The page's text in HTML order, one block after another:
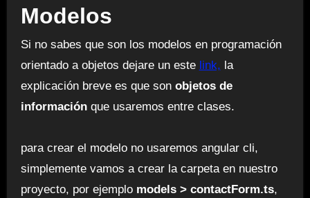
Modelos
Si no sabes que son los modelos en programación
orientado a objetos dejare un este link, la
explicación breve es que son objetos de
informaciónque usaremos entre clases.
para crear el modelo no usaremos angular cli,
simplemente vamos a crear la carpeta en nuestro
proyecto, por ejemplo models > contactForm.ts,